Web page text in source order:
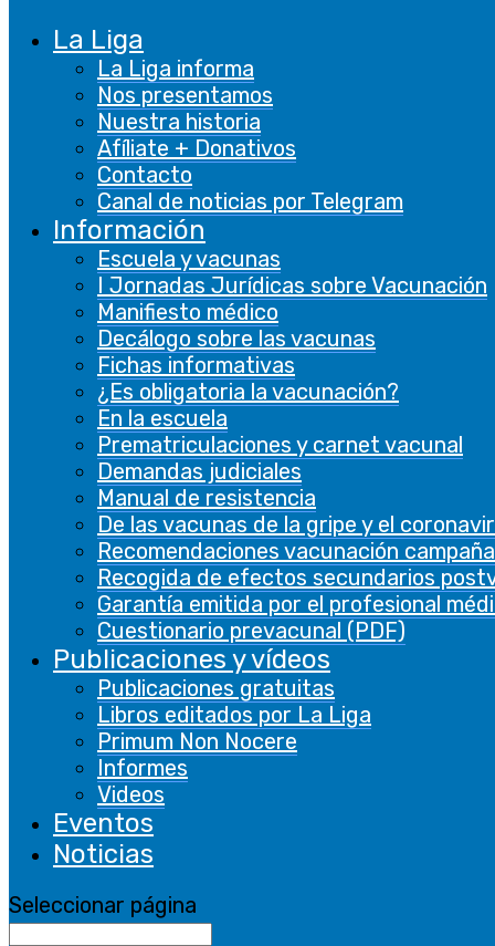
La Liga
La Liga informa
Nos presentamos
Nuestra historia
Afíliate + Donativos
Contacto
Canal de noticias por Telegram
Información
Escuela y vacunas
I Jornadas Jurídicas sobre Vacunación
Manifiesto médico
Decálogo sobre las vacunas
Fichas informativas
¿Es obligatoria la vacunación?
En la escuela
Prematriculaciones y carnet vacunal
Demandas judiciales
Manual de resistencia
De las vacunas de la gripe y el
Recomendaciones vacunación
Recogida de efectos secundarios
Garantía emitida por el profesional
Cuestionario prevacunal (PDF)
Publicaciones y vídeos
Publicaciones gratuitas
Libros editados por La Liga
Primum Non Nocere
Informes
Videos
Eventos
Noticias
Seleccionar página
CONTACTA
Formulario de contacto
LEGAL
Aviso legal
Política privacidad
Política de cookies
Seguir
Seguir
En esta página web usamos cookies propias y
de terceros para recopilar información que
ayuda a optimizar su visita y nos permite
ofrecerle una mejor experiencia. No se
utilizarán las cookies para recoger información
de carácter personal. Encontrará más
información en nuestraPolítica de Cookies
Clickando sobre el botón “ACEPTO”, consiente
el uso de TODAS las cookies. También puede
cambiar su configuración siempre que lo desee.
CONFIGURACIÓN DE COOKIES